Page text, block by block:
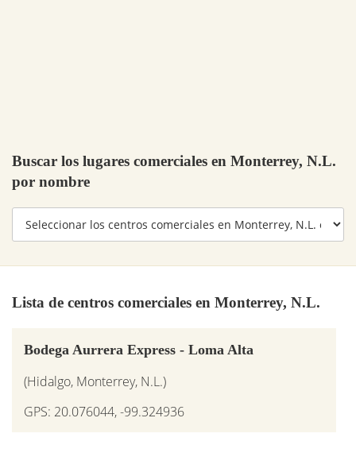
Buscar los lugares comerciales en Monterrey, N.L.
por nombre
Lista de centros comerciales en Monterrey, N.L.
Bodega Aurrera Express - Loma Alta
(Hidalgo, Monterrey, N.L.)
GPS: 20.076044, -99.324936